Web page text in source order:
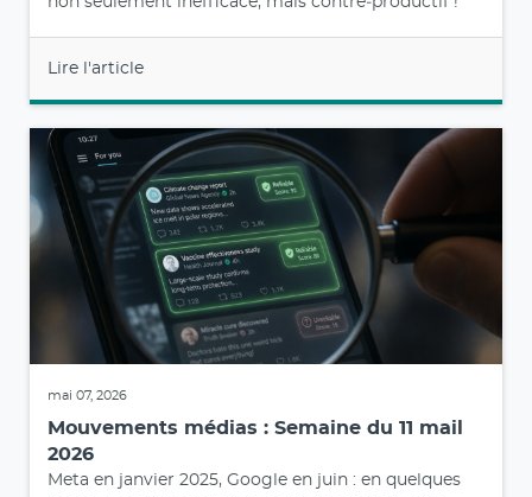
Lire l'article
mai 07, 2026
Mouvements médias : Semaine du 11 mail
2026
Meta en janvier 2025, Google en juin : en quelques